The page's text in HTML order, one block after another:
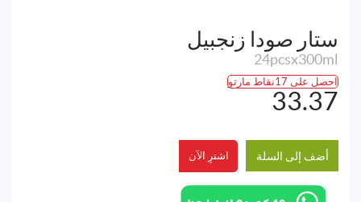
ستار صودا زنجبيل
24pcsx300ml
احصل على 17نقاط مارتو
33.37
أضف إلى السلة اشترِ الآن